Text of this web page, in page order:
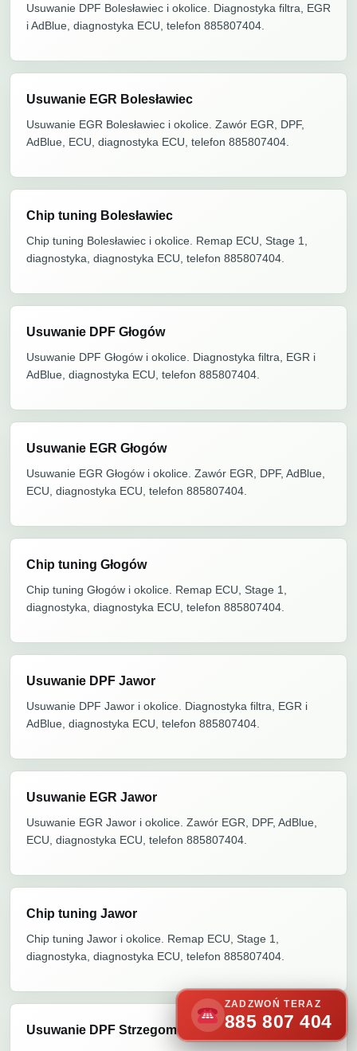
Usuwanie DPF Bolesławiec i okolice. Diagnostyka filtra, EGR
i AdBlue, diagnostyka ECU, telefon 885807404.
Usuwanie EGR Bolesławiec
Usuwanie EGR Bolesławiec i okolice. Zawór EGR, DPF,
AdBlue, ECU, diagnostyka ECU, telefon 885807404.
Chip tuning Bolesławiec
Chip tuning Bolesławiec i okolice. Remap ECU, Stage 1,
diagnostyka, diagnostyka ECU, telefon 885807404.
Usuwanie DPF Głogów
Usuwanie DPF Głogów i okolice. Diagnostyka filtra, EGR i
AdBlue, diagnostyka ECU, telefon 885807404.
Usuwanie EGR Głogów
Usuwanie EGR Głogów i okolice. Zawór EGR, DPF, AdBlue,
ECU, diagnostyka ECU, telefon 885807404.
Chip tuning Głogów
Chip tuning Głogów i okolice. Remap ECU, Stage 1,
diagnostyka, diagnostyka ECU, telefon 885807404.
Usuwanie DPF Jawor
Usuwanie DPF Jawor i okolice. Diagnostyka filtra, EGR i
AdBlue, diagnostyka ECU, telefon 885807404.
Usuwanie EGR Jawor
Usuwanie EGR Jawor i okolice. Zawór EGR, DPF, AdBlue,
ECU, diagnostyka ECU, telefon 885807404.
Chip tuning Jawor
Chip tuning Jawor i okolice. Remap ECU, Stage 1,
diagnostyka, diagnostyka ECU, telefon 885807404.
Usuwanie DPF Strzegom
ZADZWOŃ TERAZ
885 807 404